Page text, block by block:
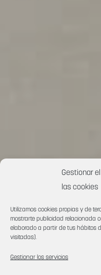
Gestionar
las cookies
Utilizamos cookies propias y de
mostrarte publicidad relacionada
elaborado a partir de tus hábitos
visitadas).
Gestionar los servicios